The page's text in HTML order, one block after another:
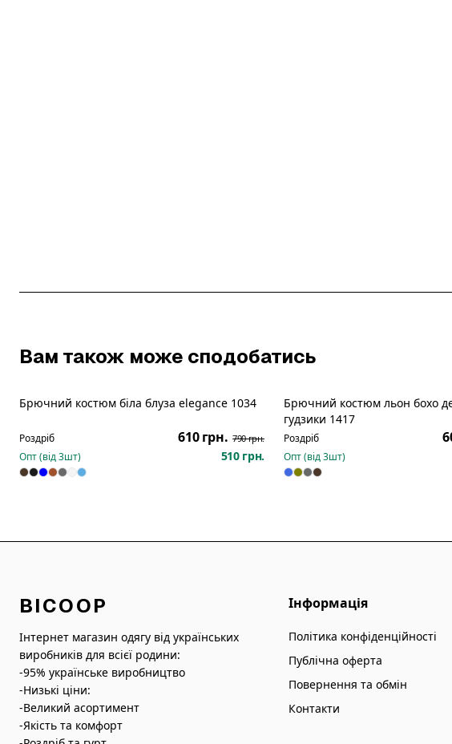
Вам також може сподобатись
Розпродаж
Брючний костюм біла блуза elegance 1034
Роздріб 610 грн. 790 грн.
Опт (від3шт) 510 грн.
Брючний костюм льон бохо
гудзики 1417
Роздріб
Опт (від3шт)
BICOOP
Інтернет магазин одягу від українських
виробників для всієї родини:
-95% українське виробництво
-Низькі ціни:
-Великий асортимент
-Якість та комфорт
Інформація
Політика конфіденційності
Публічна оферта
Повернення та обмін
Контакти